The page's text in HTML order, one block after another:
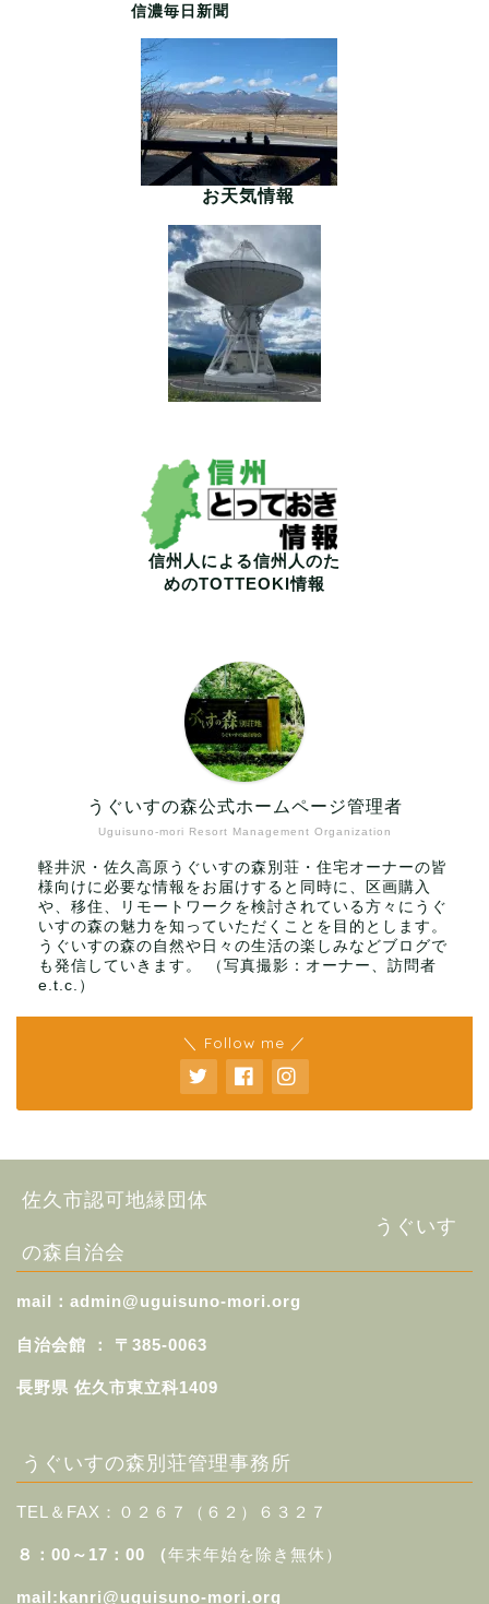
信濃毎日新聞
お天気情報
信州人による信州人のた
めのTOTTEOKI情報
Uguisuno-mori Resort Management Organization
うぐいすの森公式ホームページ管理者
軽井沢・佐久高原うぐいすの森別荘・住宅オーナーの皆
様向けに必要な情報をお届けすると同時に、区画購入
や、移住、リモートワークを検討されている方々にうぐ
いすの森の魅力を知っていただくことを目的とします。
うぐいすの森の自然や日々の生活の楽しみなどブログで
も発信していきます。 （写真撮影：オーナー、訪問者
e.t.c.）
＼ Follow me ／
佐久市認可地縁団体
うぐいす
の森自治会
mail：admin@uguisuno-mori.org
自治会館 ： 〒385-0063
長野県 佐久市東立科1409
うぐいすの森別荘管理事務所
TEL＆FAX：０２６７（６２）６３２７
８：00～17：00 （年末年始を除き無休）
mail:kanri@uguisuno-mori.org